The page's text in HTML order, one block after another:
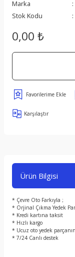
Marka
Stok Kodu
0,00 ₺
Karşılaştır
Ürün Bilgisi
* Çevre Oto Farkıyla ;
* Orjinal Çıkma Yedek
* Kredi kartına taksit
* Hızlı kargo
* Ucuz oto yedek
* 7/24 Canlı destek